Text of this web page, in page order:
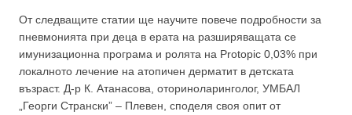
От следващите статии ще научите повече подробности за
пневмонията при деца в ерата на разширяващата се
имунизационна програма и ролята на Protopic 0,03% при
локалното лечение на атопичен дерматит в детската
възраст. Д-р К. Атанасова, оториноларинголог, УМБАЛ
„Георги Странски” – Плевен, споделя своя опит от